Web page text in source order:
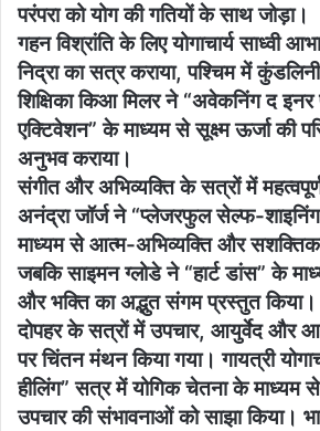
परंपरा को योग की गतियों के साथ जोड़ा।
गहन विश्रांति के लिए योगाचार्य साध्वी
निद्रा का सत्र कराया, पश्चिम में
शिक्षिका किआ मिलर ने “अवेकनिंग द इनर
एक्टिवेशन” के माध्यम से सूक्ष्म ऊर्जा की
अनुभव कराया।
संगीत और अभिव्यक्ति के सत्रों में
अनंद्रा जॉर्ज ने “प्लेजरफुल सेल्फ-
माध्यम से आत्म-अभिव्यक्ति और
जबकि साइमन ग्लोडे ने “हार्ट डांस” के
और भक्ति का अद्भुत संगम प्रस्तुत किया।
दोपहर के सत्रों में उपचार, आयुर्वेद और
पर चिंतन मंथन किया गया। गायत्री
हीलिंग” सत्र में योगिक चेतना के माध्यम से
उपचार की संभावनाओं को साझा किया।